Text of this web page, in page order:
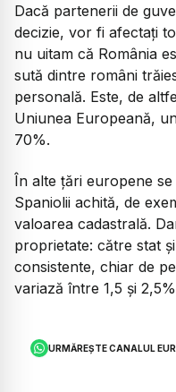
Dacă partenerii de
decizie, vor fi afectați
nu uitam că România
sută dintre români
personală. Este, de
Uniunea Europeană,
70%.
În alte țări europene
Spaniolii achită, de
valoarea cadastrală.
proprietate: către stat
consistente, chiar de
variază între 1,5 și
URMĂREȘTE CANALUL